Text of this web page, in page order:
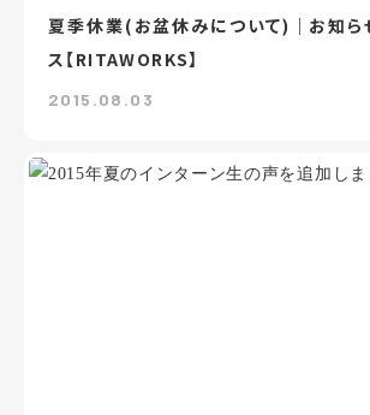
夏季休業(お盆休みについて)｜お知ら
ス【RITAWORKS】
2015.08.03